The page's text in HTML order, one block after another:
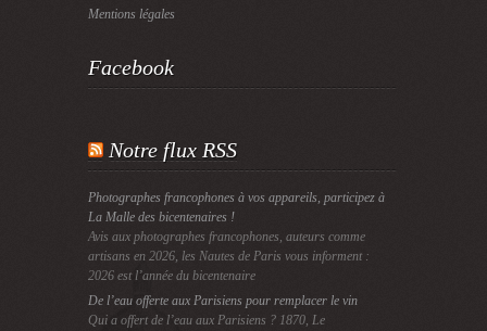
Mentions légales
Facebook
Notre flux RSS
Photographes francophones à vos appareils, participez à
La Malle des bicentenaires !
Avis aux photographes francophones, auteurs comme
artisans en 2026, les Nautes de Paris vous informent :
2026 est l’année du bicentenaire
De l’eau offerte aux Parisiens pour remplacer le vin
Qui a offert de l’eau aux Parisiens ? 1870, Le